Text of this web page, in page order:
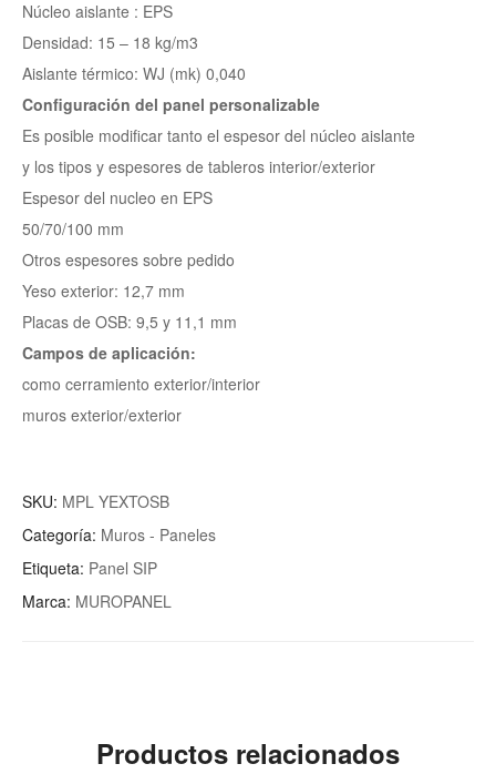
Núcleo aislante : EPS
Densidad: 15 – 18 kg/m3
Aislante térmico: WJ (mk) 0,040
Configuración del panel personalizable
Es posible modificar tanto el espesor del núcleo aislante
y los tipos y espesores de tableros interior/exterior
Espesor del nucleo en EPS
50/70/100 mm
Otros espesores sobre pedido
Yeso exterior: 12,7 mm
Placas de OSB: 9,5 y 11,1 mm
Campos de aplicación:
como cerramiento exterior/interior
muros exterior/exterior
SKU: MPL YEXTOSB
Categoría: Muros - Paneles
Etiqueta: Panel SIP
Marca: MUROPANEL
Productos relacionados